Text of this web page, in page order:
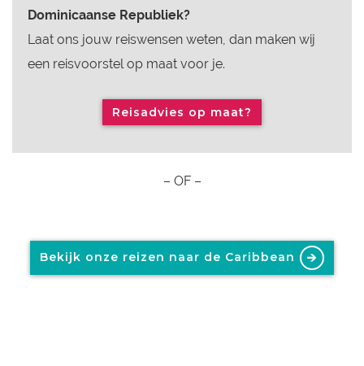
Dominicaanse Republiek?
Laat ons jouw reiswensen weten, dan maken wij
een reisvoorstel op maat voor je.
Reisadvies op maat?
– OF –
Bekijk onze reizen naar de Caribbean